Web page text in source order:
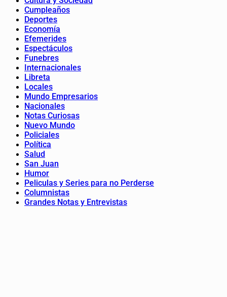
Cumpleaños
Deportes
Economía
Efemerides
Espectáculos
Funebres
Internacionales
Libreta
Locales
Mundo Empresarios
Nacionales
Notas Curiosas
Nuevo Mundo
Policiales
Política
Salud
San Juan
Humor
Peliculas y Series para no Perderse
Columnistas
Grandes Notas y Entrevistas